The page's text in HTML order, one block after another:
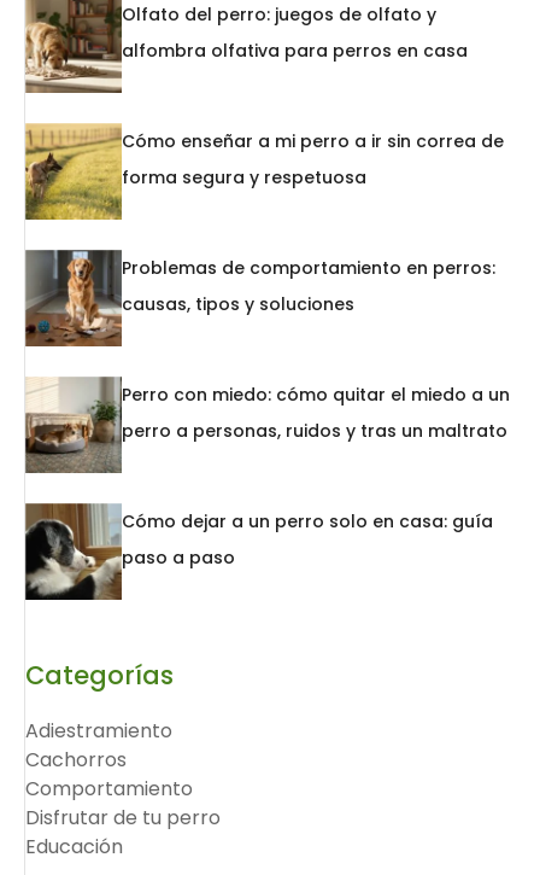
Olfato del perro: juegos de olfato y
alfombra olfativa para perros en casa
Cómo enseñar a mi perro a ir sin correa de
forma segura y respetuosa
Problemas de comportamiento en perros:
causas, tipos y soluciones
Perro con miedo: cómo quitar el miedo a un
perro a personas, ruidos y tras un maltrato
Cómo dejar a un perro solo en casa: guía
paso a paso
Categorías
Adiestramiento
Cachorros
Comportamiento
Disfrutar de tu perro
Educación